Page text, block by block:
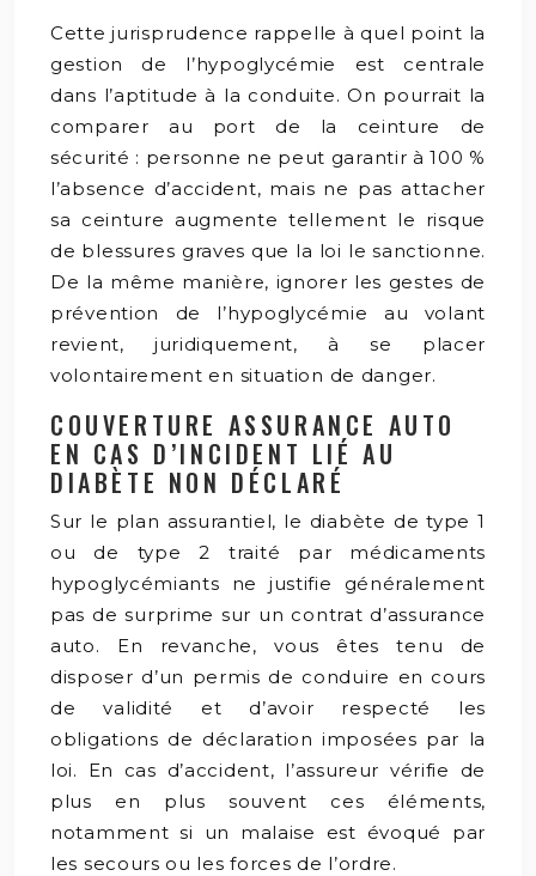
Cette jurisprudence rappelle à quel point la
gestion de l’hypoglycémie est centrale
dans l’aptitude à la conduite. On pourrait la
comparer au port de la ceinture de
sécurité : personne ne peut garantir à 100 %
l’absence d’accident, mais ne pas attacher
sa ceinture augmente tellement le risque
de blessures graves que la loi le sanctionne.
De la même manière, ignorer les gestes de
prévention de l’hypoglycémie au volant
revient, juridiquement, à se placer
volontairement en situation de danger.
COUVERTURE ASSURANCE AUTO
EN CAS D’INCIDENT LIÉ AU
DIABÈTE NON DÉCLARÉ
Sur le plan assurantiel, le diabète de type 1
ou de type 2 traité par médicaments
hypoglycémiants ne justifie généralement
pas de surprime sur un contrat d’assurance
auto. En revanche, vous êtes tenu de
disposer d’un permis de conduire en cours
de validité et d’avoir respecté les
obligations de déclaration imposées par la
loi. En cas d’accident, l’assureur vérifie de
plus en plus souvent ces éléments,
notamment si un malaise est évoqué par
les secours ou les forces de l’ordre.